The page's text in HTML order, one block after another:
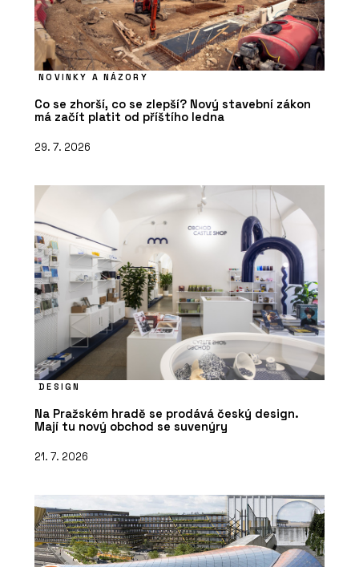
NOVINKY A NÁZORY
Co se zhorší, co se zlepší? Nový stavební zákon
má začít platit od příštího ledna
29. 7. 2026
DESIGN
Na Pražském hradě se prodává český design.
Mají tu nový obchod se suvenýry
21. 7. 2026